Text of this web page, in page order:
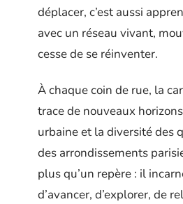
déplacer, c’est aussi
avec un réseau vivant,
cesse de se réinventer.
À chaque coin de rue, la
trace de nouveaux
urbaine et la diversité des
des arrondissements
plus qu’un repère : il
d’avancer, d’explorer, de